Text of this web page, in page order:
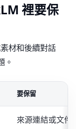
裡要保
材和後續對話
。
要保留
來源連結或文件